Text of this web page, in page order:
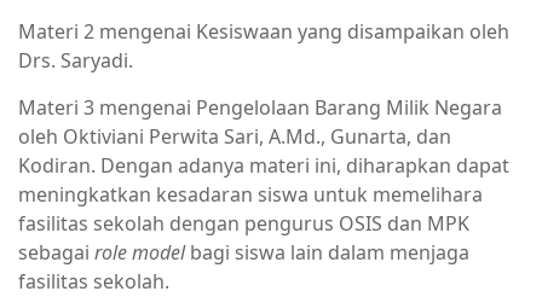
Materi 2 mengenai Kesiswaan yang disampaikan oleh
Drs. Saryadi.
Materi 3 mengenai Pengelolaan Barang Milik Negara
oleh Oktiviani Perwita Sari, A.Md., Gunarta, dan
Kodiran. Dengan adanya materi ini, diharapkan dapat
meningkatkan kesadaran siswa untuk memelihara
fasilitas sekolah dengan pengurus OSIS dan MPK
sebagai role modelbagi siswa lain dalam menjaga
fasilitas sekolah.